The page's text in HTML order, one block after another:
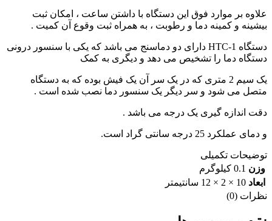
علاوه بر موارد فوق این دستگاه با داشتن ساعت ، امکان ثبت
بیشینه و کمینه دما و رطوبت ، به همراه ثبت وقوع آن کمیت .
دستگاه HTC-1 دارای دو دماسنج می باشد که یکی با سنسور درونی
دستگاه دما را تشخیص می دهد و دیگری به کمک
یک سیم 2 متری که در یک سر آن یک فیش بوده که به دستگاه
متصل می شود و سر دیگر یک سنسور دما نصب شده است .
دقت اندازه گیری یک درجه می باشد .
و دمای عملکرد 25 درجه سانتی گراد است.
توضیحات تکمیلی
وزن 0.1 کیلوگرم
ابعاد 10 × 2 × 12 سانتیمتر
نظرات (0)